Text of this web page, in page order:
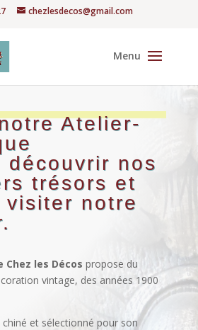
chezlesdecos@gmail.com
Atelier-
découvrir nos
trésors et
visiter notre
Chez les Décos propose du
vintage, des années 1900
et sélectionné pour son